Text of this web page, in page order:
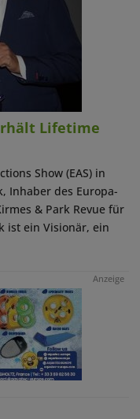
Lifetime
Show (EAS) in
Inhaber des Europa-
& Park Revue für
ist ein Visionär, ein
Anzeige